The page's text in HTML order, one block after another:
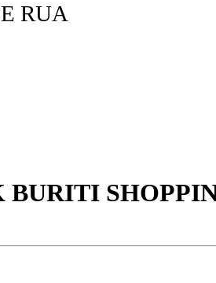
RUA
BURITI